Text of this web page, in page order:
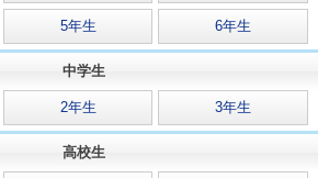
ベーターで4階までいらしてください。右の扉
。
5年生 6年生
中学生
2年生 3年生
高校生